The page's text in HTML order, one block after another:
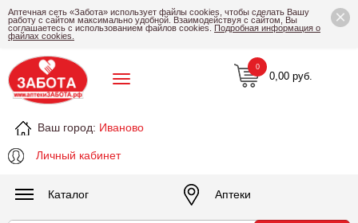
×
Аптечная сеть «Забота» использует файлы cookies, чтобы сделать Вашу
работу с сайтом максимально удобной. Взаимодействуя с сайтом, Вы
соглашаетесь с использованием файлов cookies. Подробная информация о
файлах cookies.
Ваш город: Иваново
Личный кабинет
0,00 руб.
0
Каталог Аптеки